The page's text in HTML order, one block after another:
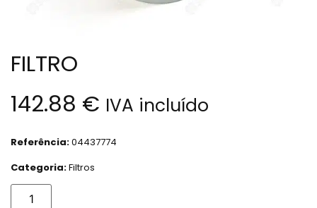
FILTRO
142.88 € IVA incluído
Referência:04437774
Categoria:Filtros